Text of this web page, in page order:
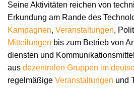
Seine Aktivitäten reichen von
Erkundung am Rande des
Kampagnen, Veranstaltungen,
Mitteilungen bis zum Betrieb von
diensten und
aus dezentralen Gruppen im
regelmäßige Veranstaltungen und